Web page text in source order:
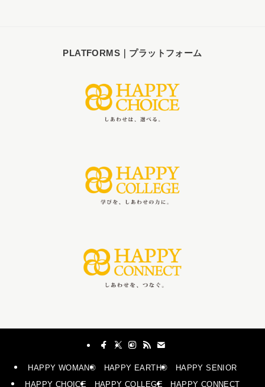
PLATFORMS｜プラットフォーム
HAPPY WOMAN®︎ HAPPY EARTH®︎
HAPPY SENIOR
HAPPY CHOICE
HAPPY COLLEGE HAPPY CONNECT